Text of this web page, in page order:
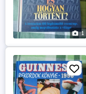
1